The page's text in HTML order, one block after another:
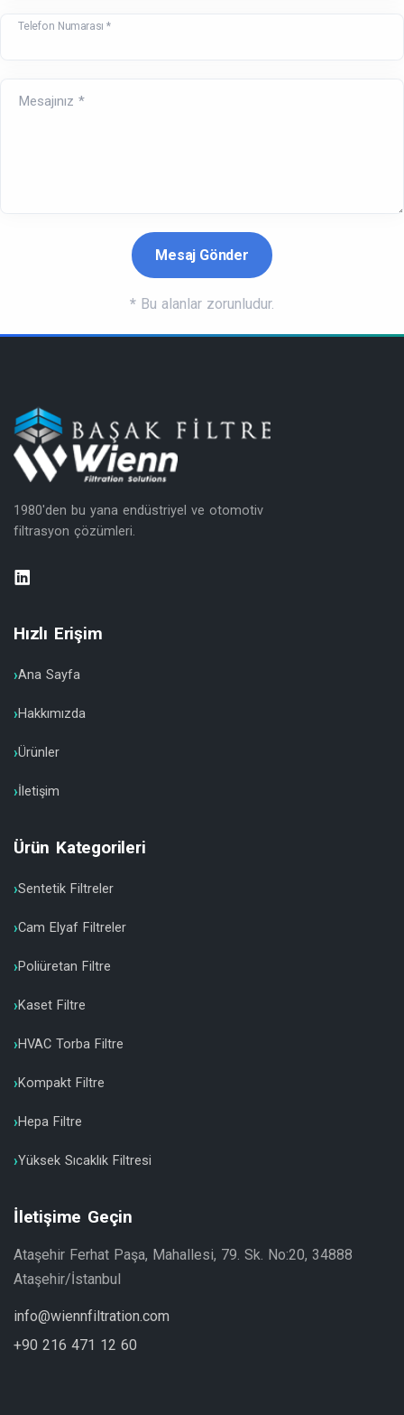
Telefon Numarası *
Mesajınız *
* Bu alanlar zorunludur.
1980'den bu yana endüstriyel ve otomotiv
filtrasyon çözümleri.
Hızlı Erişim
Ana Sayfa
Hakkımızda
Ürünler
İletişim
Ürün Kategorileri
Sentetik Filtreler
Cam Elyaf Filtreler
Poliüretan Filtre
Kaset Filtre
HVAC Torba Filtre
Kompakt Filtre
Hepa Filtre
Yüksek Sıcaklık Filtresi
İletişime Geçin
Ataşehir Ferhat Paşa, Mahallesi, 79. Sk. No:20, 34888
Ataşehir/İstanbul
info@wiennfiltration.com
+90 216 471 12 60